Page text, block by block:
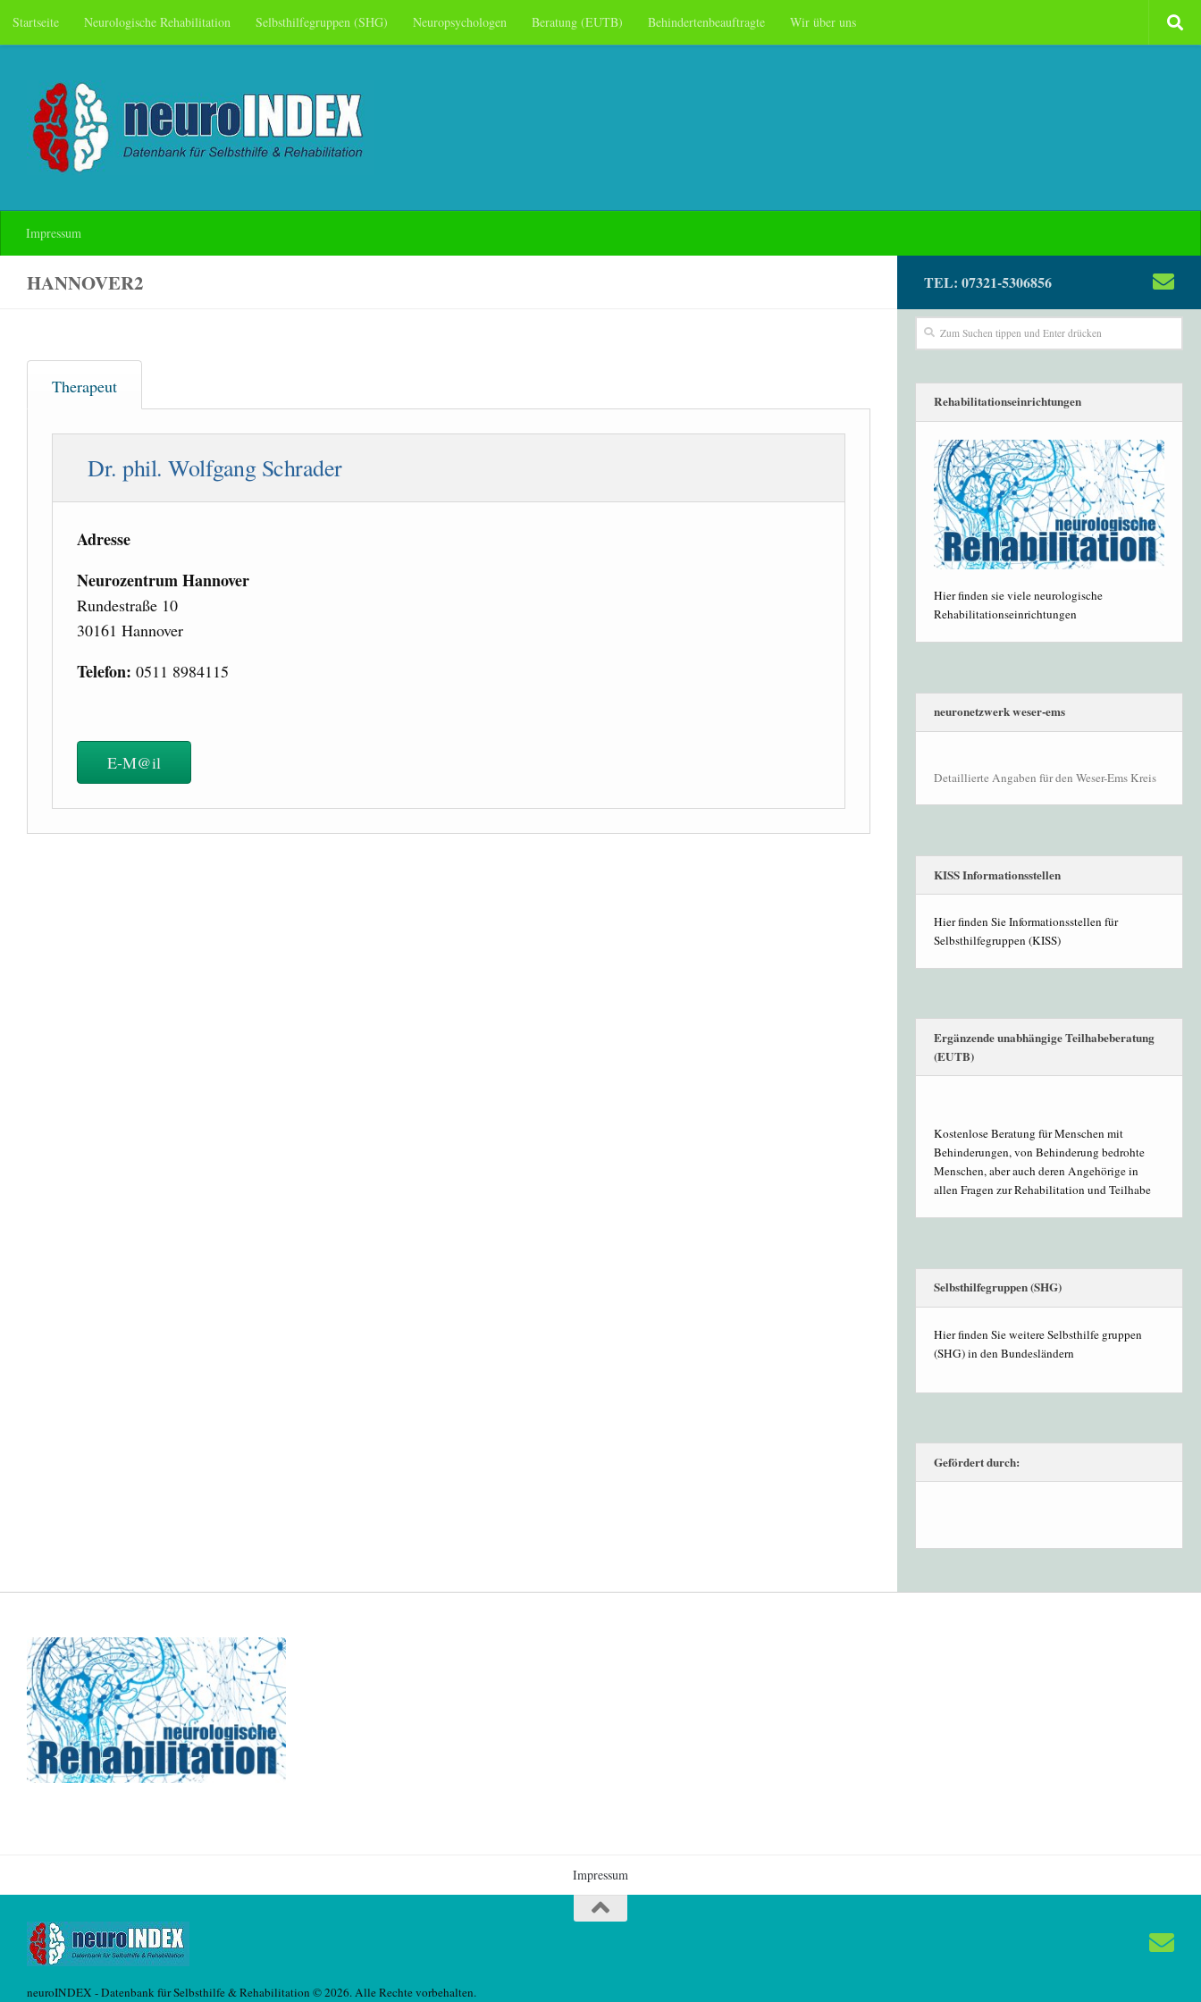
Skip to content
Startseite Neurologische Rehabilitation Selbsthilfegruppen (SHG) Neuropsychologen Beratung (EUTB) Behindertenbeauftragte Wir über uns
Impressum
HANNOVER2
Therapeut
Dr. phil. Wolfgang Schrader
Adresse
Neurozentrum Hannover
Rundestraße 10
30161 Hannover
Telefon: 0511 8984115
E-M@il
TEL: 07321-5306856
Rehabilitationseinrichtungen
Hier finden sie viele neurologische
Rehabilitationseinrichtungen
neuronetzwerk weser-ems
Detaillierte Angaben für den Weser-Ems Kreis
KISS Informationsstellen
Hier finden Sie Informationsstellen für
Selbsthilfegruppen (KISS)
Ergänzende unabhängige Teilhabeberatung
(EUTB)
Kostenlose Beratung für Menschen mit
Behinderungen, von Behinderung bedrohte
Menschen, aber auch deren Angehörige in
allen Fragen zur Rehabilitation und Teilhabe
Selbsthilfegruppen (SHG)
Hier finden Sie weitere Selbsthilfe gruppen
(SHG) in den Bundesländern
Gefördert durch:
Impressum
neuroINDEX - Datenbank für Selbsthilfe & Rehabilitation © 2026. Alle Rechte vorbehalten.